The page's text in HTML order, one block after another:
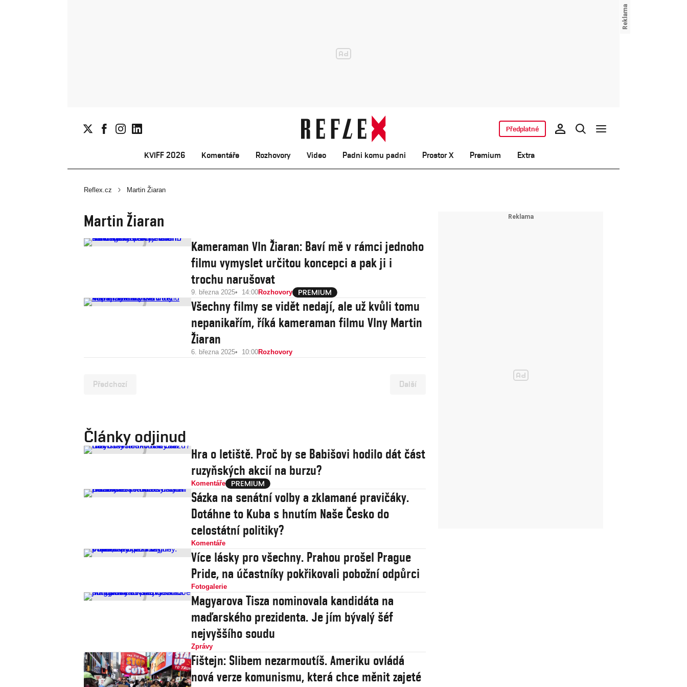
KVIFF 2026 Komentáře Rozhovory Video Padni komu padni Prostor X Premium Extra
Předplatné
Reflex.cz Martin Žiaran
Martin Žiaran
Kameraman Vln Žiaran: Baví mě v rámci jednoho
filmu vymyslet určitou koncepci a pak ji i
trochu narušovat
9. března 2025 14:00Rozhovory
Všechny filmy se vidět nedají, ale už kvůli tomu
nepanikařím, říká kameraman filmu Vlny Martin
Žiaran
6. března 2025 10:00Rozhovory
Předchozí Další
Články odjinud
Hra o letiště. Proč by se Babišovi hodilo dát část
ruzyňských akcií na burzu?
Komentáře
Sázka na senátní volby a zklamané pravičáky.
Dotáhne to Kuba s hnutím Naše Česko do
celostátní politiky?
Komentáře
Více lásky pro všechny. Prahou prošel Prague
Pride, na účastníky pokřikovali pobožní odpůrci
Fotogalerie
Magyarova Tisza nominovala kandidáta na
maďarského prezidenta. Je jím bývalý šéf
nejvyššího soudu
Zprávy
Fištejn: Slibem nezarmoutíš. Ameriku ovládá
nová verze komunismu, která chce měnit zajeté